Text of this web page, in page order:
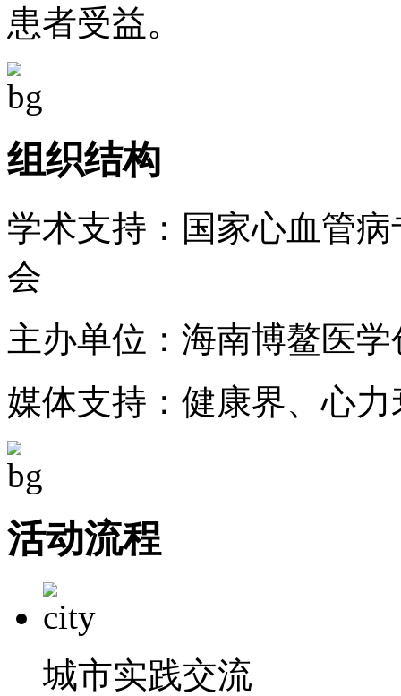
患者受益。
组织结构
学术支持： 国家心血管
会
主办单位： 海南博鳌医
媒体支持： 健康界、心
活动流程
城市实践交流